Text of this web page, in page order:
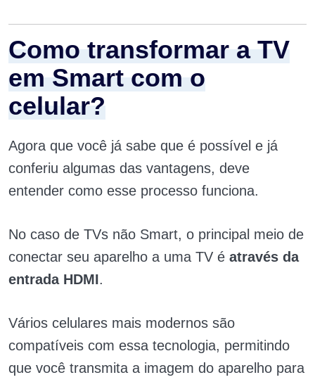
Como transformar a TV
em Smart com o
celular?
Agora que você já sabe que é possível e já
conferiu algumas das vantagens, deve
entender como esse processo funciona.
No caso de TVs não Smart, o principal meio de
conectar seu aparelho a uma TV é através da
entrada HDMI.
Vários celulares mais modernos são
compatíveis com essa tecnologia, permitindo
que você transmita a imagem do aparelho para